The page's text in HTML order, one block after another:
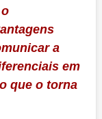
a
em
que o torna